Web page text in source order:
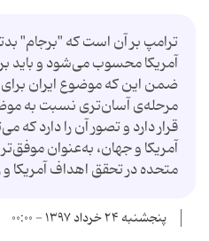
ترامپ بر آن است که "برجام"
آمریکا محسوب می‌شود و باید
ضمن این‌ که موضوع ایران
مرحله‌ی آسان‌تری نسبت به
قرار دارد و تصور آن را دارد که
آمریکا و جهان، به‌عنوان
متحده در تحقق اهداف آمریکا
پنجشنبه ۲۴ خرداد ۱۳۹۷ - ۰۰:۰۰